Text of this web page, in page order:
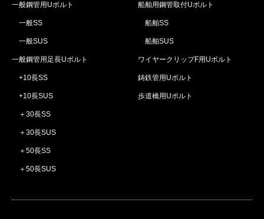
一般鋼管用Uボルト
一般SS
一般SUS
一般鋼管用足長Uボルト
+10長SS
+10長SUS
＋30長SS
＋30長SUS
＋50長SS
＋50長SUS
船舶用鋼管取付Uボルト
船舶SS
船舶SUS
ワイヤークリップF用Uボルト
鋳鉄管用Uボルト
歩道橋用Uボルト